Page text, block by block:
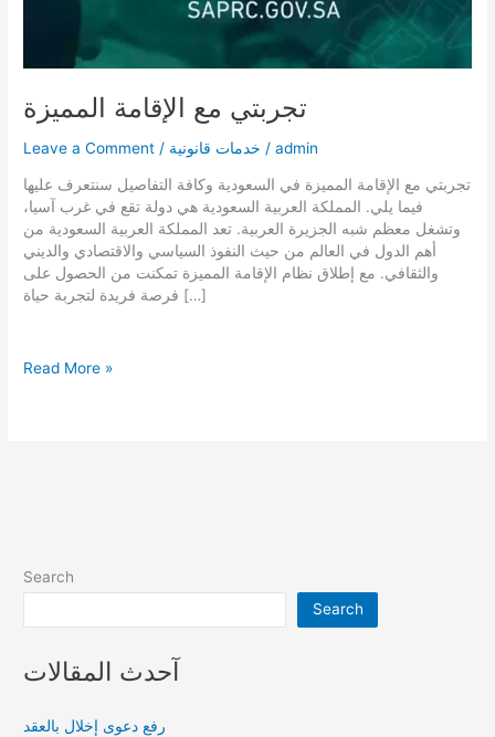
تجربتي مع الإقامة المميزة
Leave a Comment / خدمات قانونية /admin
تجربتي مع الإقامة المميزة في السعودية وكافة التفاصيل سنتعرف عليها
فيما يلي. المملكة العربية السعودية هي دولة تقع في غرب آسيا،
وتشغل معظم شبه الجزيرة العربية. تعد المملكة العربية السعودية من
أهم الدول في العالم من حيث النفوذ السياسي والاقتصادي والديني
والثقافي. مع إطلاق نظام الإقامة المميزة تمكنت من الحصول على
فرصة فريدة لتجربة حياة […]
تجربتي
Read More »
Search
Search
آحدث المقالات
رفع دعوى إخلال بالعقد